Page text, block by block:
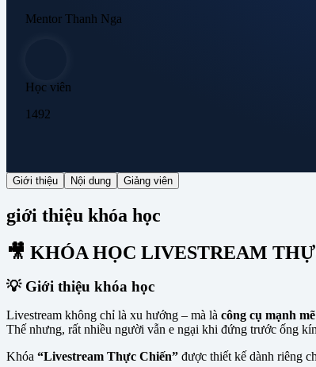
Mentor Thanh Nga
Học viên
1492
Giới thiệu Nội dung Giảng viên
giới thiệu khóa học
🎥 KHÓA HỌC LIVESTREAM
💡 Giới thiệu khóa học
Livestream không chỉ là xu hướng – mà là công cụ mạnh
Thế nhưng, rất nhiều người vẫn e ngại khi đứng trước ống
Khóa “Livestream Thực Chiến” được thiết kế dành riêng